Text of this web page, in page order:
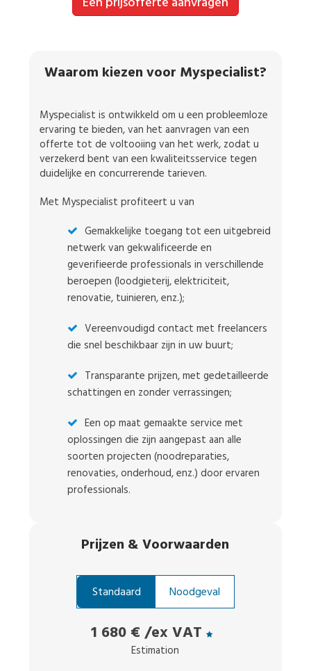
Waarom kiezen voor Myspecialist?
Myspecialist is ontwikkeld om u een probleemloze
ervaring te bieden, van het aanvragen van een
offerte tot de voltooiing van het werk, zodat u
verzekerd bent van een kwaliteitsservice tegen
duidelijke en concurrerende tarieven.
Met Myspecialist profiteert u van
Gemakkelijke toegang tot een uitgebreid
netwerk van gekwalificeerde en
geverifieerde professionals in verschillende
beroepen (loodgieterij, elektriciteit,
renovatie, tuinieren, enz.);
Vereenvoudigd contact met freelancers
die snel beschikbaar zijn in uw buurt;
Transparante prijzen, met gedetailleerde
schattingen en zonder verrassingen;
Een op maat gemaakte service met
oplossingen die zijn aangepast aan alle
soorten projecten (noodreparaties,
renovaties, onderhoud, enz.) door ervaren
professionals.
Prijzen & Voorwaarden
Standaard Noodgeval
1 680 € /ex VAT
Estimation